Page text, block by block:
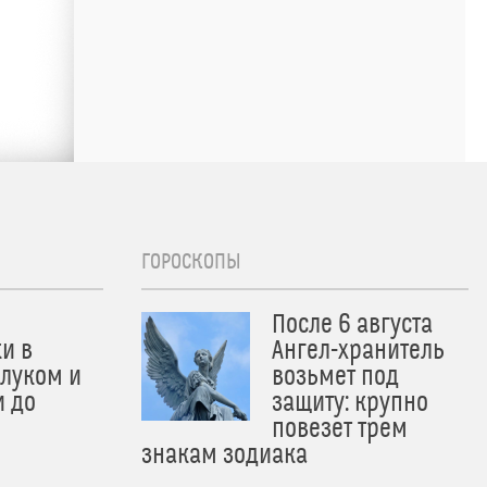
в
и
до
ГОРОСКОПЫ
После 6 августа
Ангел-хранитель
возьмет под
защиту: крупно
повезет трем
знакам зодиака